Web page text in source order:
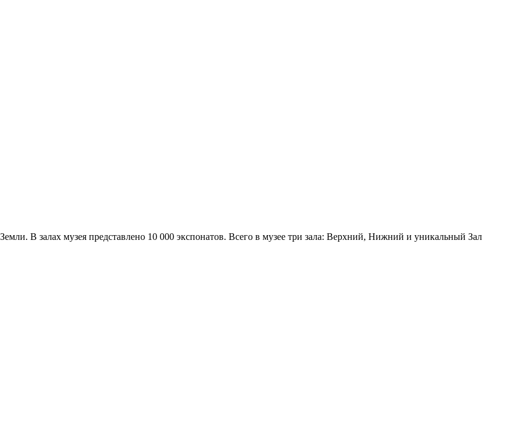
В залах музея представлено 10 000 экспонатов. Всего в музее три зала: Верхний, Нижний и уникальный Зал